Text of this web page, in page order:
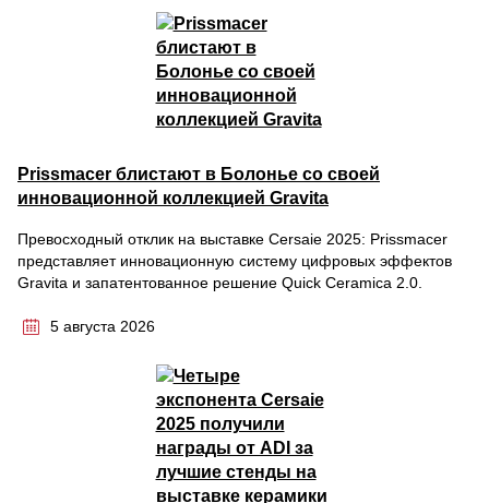
Prissmacer блистают в Болонье со своей
инновационной коллекцией Gravita
Превосходный отклик на выставке Cersaie 2025: Prissmacer
представляет инновационную систему цифровых эффектов
Gravita и запатентованное решение Quick Ceramica 2.0.
5 августа 2026